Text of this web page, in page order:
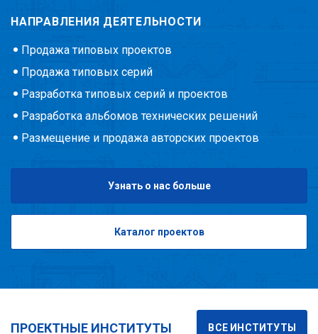
НАПРАВЛЕНИЯ ДЕЯТЕЛЬНОСТИ
Продажа типовых проектов
Продажа типовых серий
Разработка типовых серий и проектов
Разработка альбомов технических решений
Размещение и продажа авторских проектов
Узнать о нас больше
Каталог проектов
ПРОЕКТНЫЕ ИНСТИТУТЫ ВСЕ ИНСТИТУТЫ